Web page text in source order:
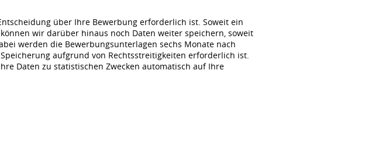
über Ihre Bewerbung erforderlich ist. Soweit ein
wir darüber hinaus noch Daten weiter speichern, soweit
werden die Bewerbungsunterlagen sechs Monate nach
aufgrund von Rechtsstreitigkeiten erforderlich ist.
Daten zu statistischen Zwecken automatisch auf Ihre